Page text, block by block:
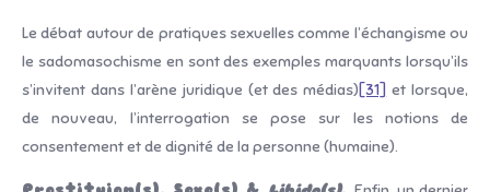
Le débat autour de pratiques sexuelles comme l’échangisme ou
le sadomasochisme en sont des exemples marquants lorsqu’ils
s’invitent dans l’arène juridique (et des médias)[31] et lorsque,
de nouveau, l’interrogation se pose sur les notions de
consentement et de dignité de la personne (humaine).